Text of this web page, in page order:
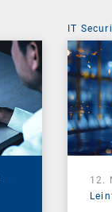
IT
12.